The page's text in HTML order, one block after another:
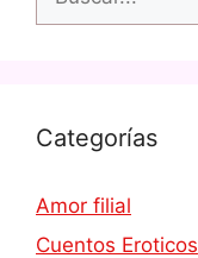
Categorías
Amor filial
Cuentos Eroticos